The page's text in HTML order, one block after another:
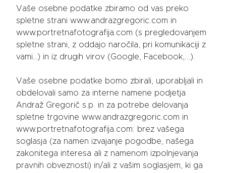
Vaše osebne podatke zbiramo od vas preko
spletne strani www.andrazgregoric.com in
www.portretnafotografija.com (s pregledovanjem
spletne strani, z oddajo naročila, pri komunikaciji z
vami…) in iz drugih virov (Google, Facebook,...).
Vaše osebne podatke bomo zbirali, uporabljali in
obdelovali samo za interne namene podjetja
Andraž Gregorič s.p. in za potrebe delovanja
spletne trgovine www.andrazgregoric.com in
www.portretnafotografija.com: brez vašega
soglasja (za namen izvajanje pogodbe, našega
zakonitega interesa ali z namenom izpolnjevanja
pravnih obveznosti) in/ali z vašim soglasjem, ki ga